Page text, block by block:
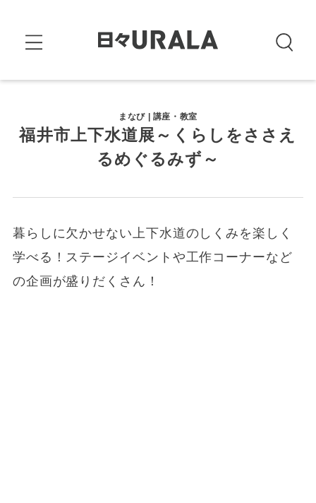
まなび | 講座・教室
福井市上下水道展～くらしをささえ
るめぐるみず～
暮らしに欠かせない上下水道のしくみを楽しく
学べる！ステージイベントや工作コーナーなど
の企画が盛りだくさん！